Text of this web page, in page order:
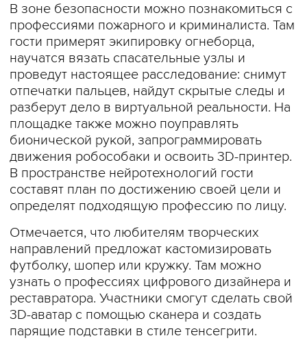
В зоне безопасности можно познакомиться с
профессиями пожарного и криминалиста. Там
гости примерят экипировку огнеборца,
научатся вязать спасательные узлы и
проведут настоящее расследование: снимут
отпечатки пальцев, найдут скрытые следы и
разберут дело в виртуальной реальности. На
площадке также можно поуправлять
бионической рукой, запрограммировать
движения робособаки и освоить 3D-принтер.
В пространстве нейротехнологий гости
составят план по достижению своей цели и
определят подходящую профессию по лицу.
Отмечается, что любителям творческих
направлений предложат кастомизировать
футболку, шопер или кружку. Там можно
узнать о профессиях цифрового дизайнера и
реставратора. Участники смогут сделать свой
3D-аватар с помощью сканера и создать
парящие подставки в стиле тенсегрити.